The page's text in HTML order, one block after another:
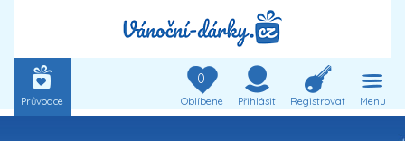
Průvodce
0
Oblíbené Přihlásit Registrovat Menu